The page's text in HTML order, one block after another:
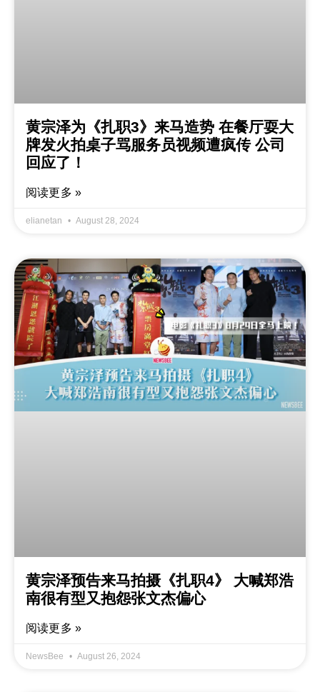
黄宗泽为《扎职3》来马造势 在餐厅耍大
牌发火拍桌子骂服务员视频遭疯传 公司
回应了！
阅读更多 »
elianetan August 28, 2024
黄宗泽预告来马拍摄《扎职4》 大喊郑浩
南很有型又抱怨张文杰偏心
阅读更多 »
NewsBee August 26, 2024